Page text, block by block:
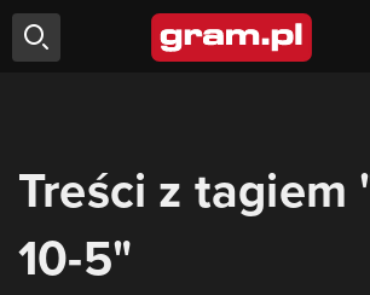
Treści z tagiem
10-5"